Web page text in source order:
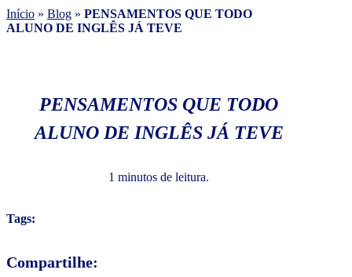
Início » Blog » PENSAMENTOS QUE TODO
ALUNO DE INGLÊS JÁ TEVE
PENSAMENTOS QUE TODO
ALUNO DE INGLÊS JÁ TEVE
1 minutos de leitura.
Tags:
Compartilhe: